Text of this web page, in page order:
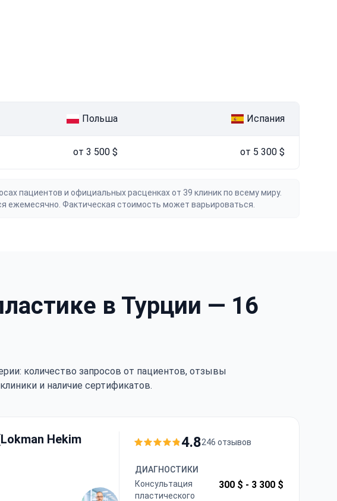
Польша Испания
от 3 500 $ от 5 300 $
пациентов и официальных расценках от 39 клиник по всему миру.
ежемесячно. Фактическая стоимость может варьироваться.
в Турции — 16
количество запросов от пациентов, отзывы
и наличие сертификатов.
Hekim
4.8246 отзывов
ДИАГНОСТИКИ
Консультация
пластического
300 $ - 3 300 $